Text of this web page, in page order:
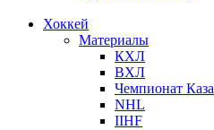
Хоккей
Материалы
КХЛ
ВХЛ
Чемпионат
NHL
IIHF